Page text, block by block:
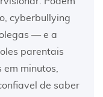
cyberbullying
— e a
parentais
minutos,
de saber